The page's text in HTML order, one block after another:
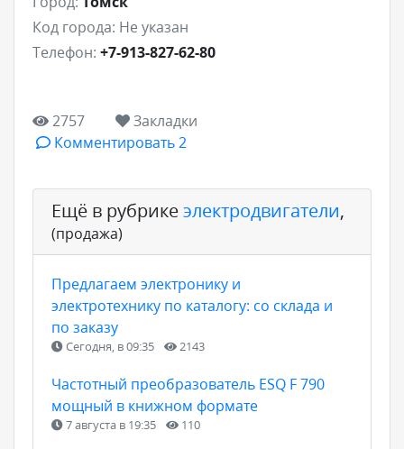
Код города: Не указан
Телефон: +7-913-827-62-80
2757
Закладки
Комментировать 2
Ещё в рубрикеэлектродвигатели,
(продажа)
Предлагаем электронику и
электротехнику по каталогу: со склада и
по заказу
Сегодня, в 09:35 2143
Частотный преобразователь ESQ F 790
мощный в книжном формате
7 августа в 19:35 110